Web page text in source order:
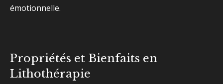
émotionnelle.
Propriétés et Bienfaits en
Lithothérapie